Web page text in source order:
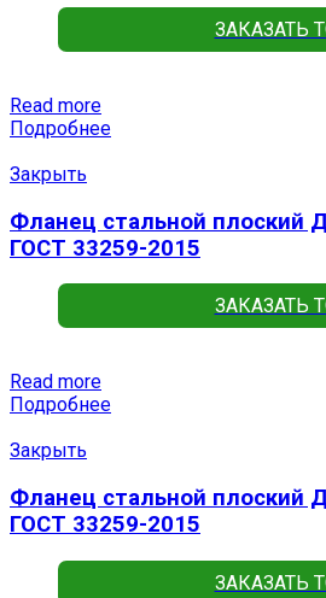
ЗАКАЗАТЬ
Read more
Подробнее
Закрыть
Фланец стальной плоский
ГОСТ 33259-2015
ЗАКАЗАТЬ
Read more
Подробнее
Закрыть
Фланец стальной плоский
ГОСТ 33259-2015
ЗАКАЗАТЬ